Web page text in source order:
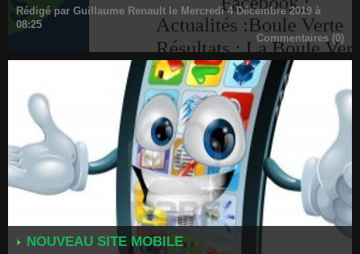
Rédigé par Guillaume Renault le Mercredi 4 Décembre 2019 à
08:25
Commentaires (0)
NOUVEAU SITE MOBILE